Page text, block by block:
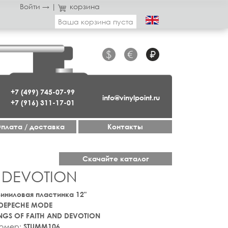
Войти → |
корзина
Ваша корзина пуста
+7 (499) 745-07-99
+7 (916) 311-17-01
$ € ₽
info@vinylpoint.ru
/ доставка Контакты
Скачайте каталог
пластинка 12"
MODE
OF FAITH AND DEVOTION